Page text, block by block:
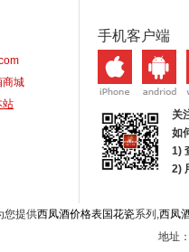
商城
站
手机客户端
关
如
1)
2)
您提供西凤酒价格表国花瓷系列,西凤
地址